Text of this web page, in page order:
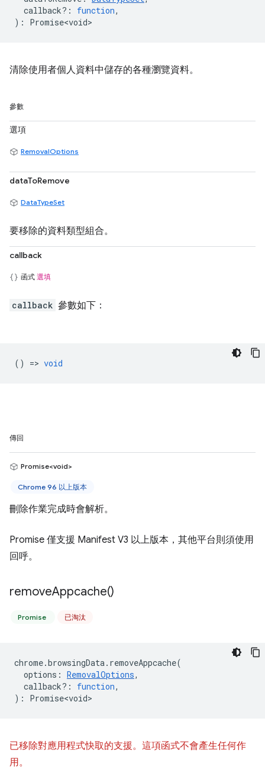
callback? : function,
) : Promise<void>
清除使用者個人資料中儲存的各種瀏覽資料。
參數
選項
RemovalOptions
dataToRemove
DataTypeSet
要移除的資料類型組合。
callback
函式 選填
callback 參數如下：
() => void
傳回
Promise<void>
Chrome 96 以上版本
刪除作業完成時會解析。
Promise 僅支援 Manifest V3 以上版本，其他平台則須使用
回呼。
removeAppcache()
Promise 已淘汰
chrome.browsingData. removeAppcache(
options : RemovalOptions,
callback? : function,
) : Promise<void>
已移除對應用程式快取的支援。這項函式不會產生任何作
用。